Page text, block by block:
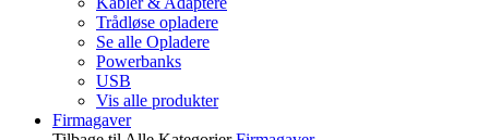
Trådløse opladere
Se alle Opladere
Powerbanks
USB
Vis alle produkter
Firmagaver